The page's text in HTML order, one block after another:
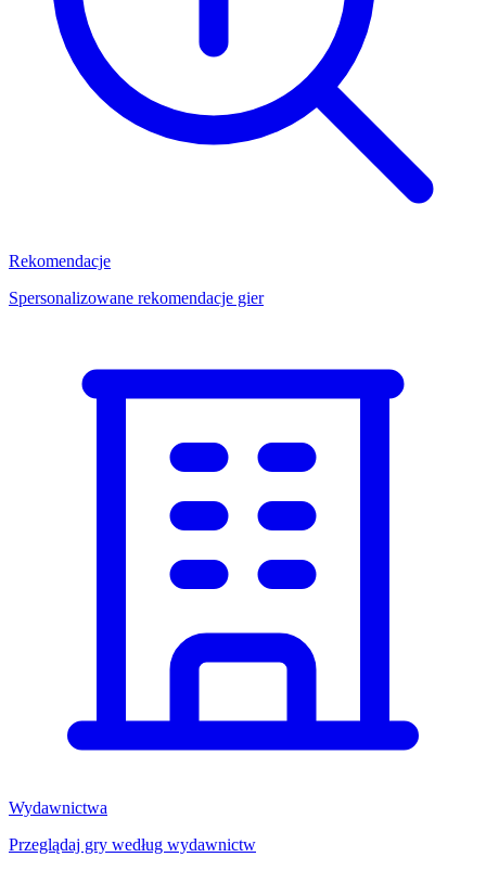
Rekomendacje
Spersonalizowane rekomendacje gier
Wydawnictwa
Przeglądaj gry według wydawnictw